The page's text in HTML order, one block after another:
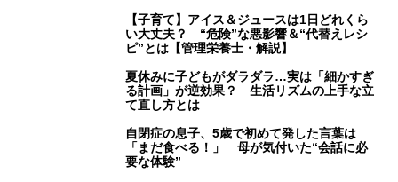
【子育て】アイス＆ジュースは1日どれくら
い大丈夫？ “危険”な悪影響＆“代替えレシ
ピ”とは【管理栄養士・解説】
夏休みに子どもがダラダラ…実は「細かすぎ
る計画」が逆効果？ 生活リズムの上手な立
て直し方とは
自閉症の息子、5歳で初めて発した言葉は
「まだ食べる！」 母が気付いた“会話に必
要な体験”